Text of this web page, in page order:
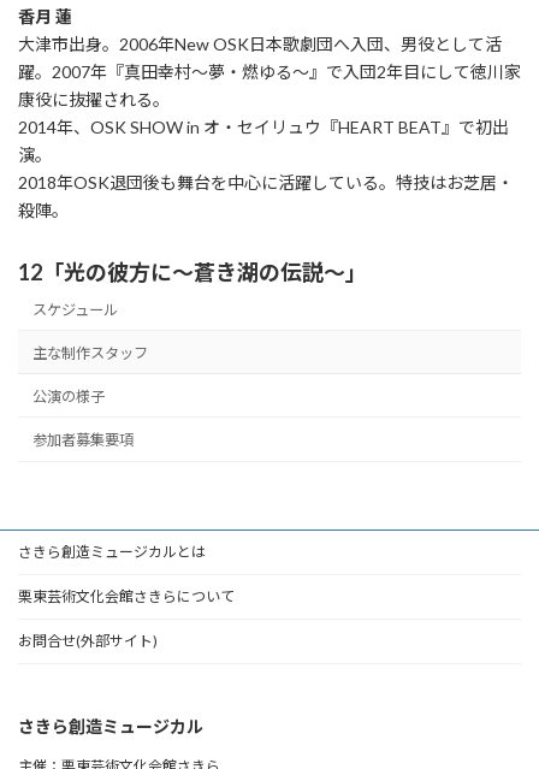
香月 蓮
大津市出身。2006年New OSK日本歌劇団へ入団、男役として活
躍。2007年『真田幸村～夢・燃ゆる～』で入団2年目にして徳川家
康役に抜擢される。
2014年、OSK SHOW in オ・セイリュウ『HEART BEAT』で初出
演。
2018年OSK退団後も舞台を中心に活躍している。特技はお芝居・
殺陣。
12「光の彼方に～蒼き湖の伝説～」
スケジュール
主な制作スタッフ
公演の様子
参加者募集要項
さきら創造ミュージカルとは
栗東芸術文化会館さきらについて
お問合せ(外部サイト)
さきら創造ミュージカル
主催：栗東芸術文化会館さきら